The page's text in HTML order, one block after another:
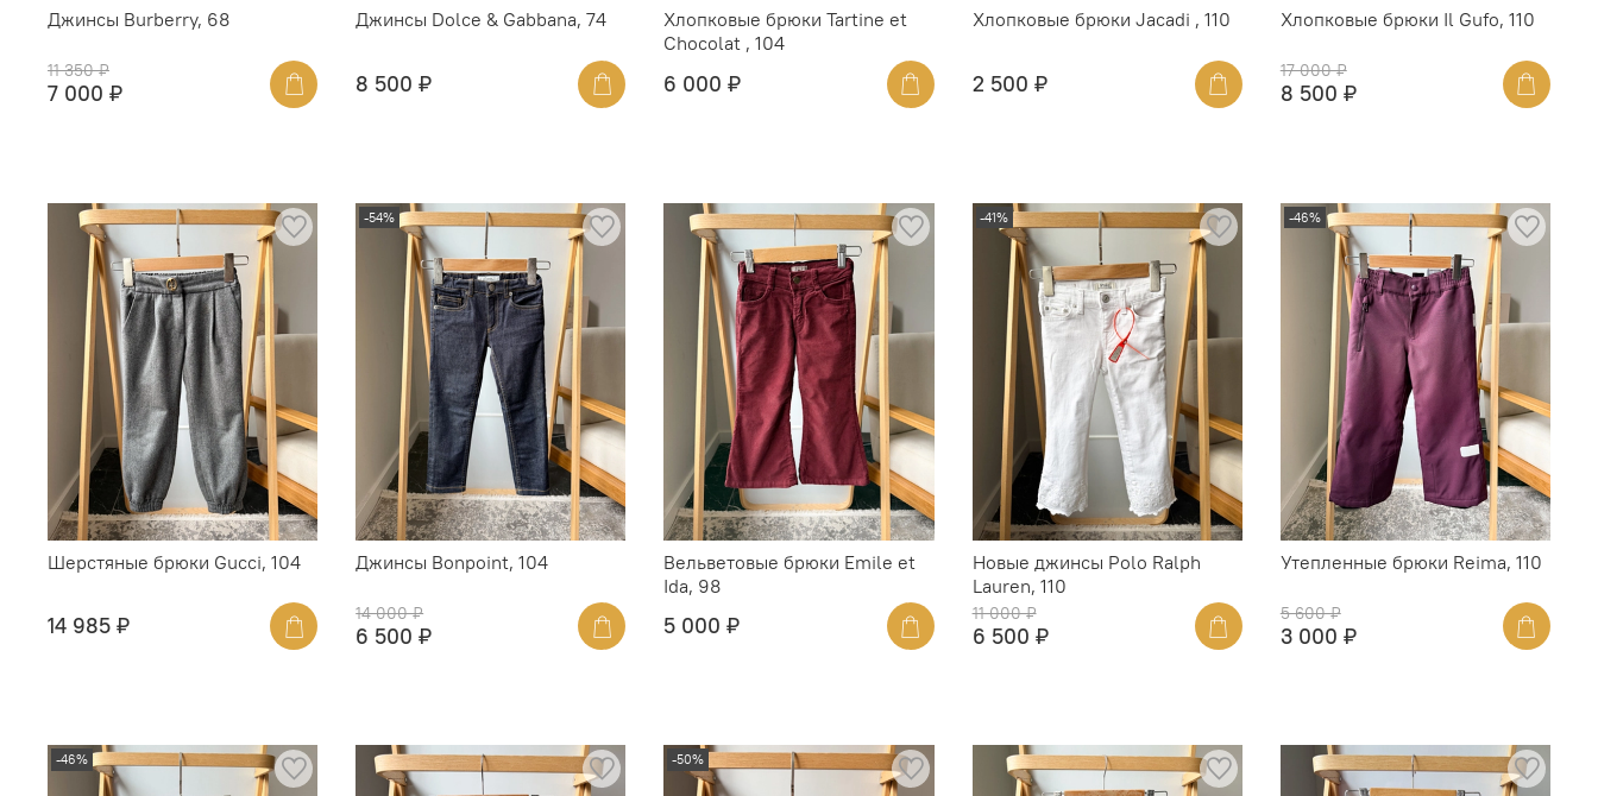
Джинсы Burberry, 68
11 350 ₽
7 000 ₽
Джинсы Dolce & Gabbana, 74
8 500 ₽
Хлопковые брюки Tartine et
Chocolat , 104
6 000 ₽
Хлопковые брюки Jacadi , 110
2 500 ₽
Хлопковые брюки Il Gufo, 110
17 000 ₽
8 500 ₽
Шерстяные брюки Gucci, 104
14 985 ₽
-54%
Джинсы Bonpoint, 104
14 000 ₽
6 500 ₽
Вельветовые брюки Emile et
Ida, 98
5 000 ₽
-41%
Новые джинсы Polo Ralph
Lauren, 110
11 000 ₽
6 500 ₽
-46%
Утепленные брюки Reima, 110
5 600 ₽
3 000 ₽
-46% -50%